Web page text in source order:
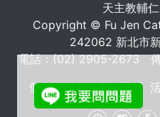
天主教輔
Copyright © Fu Jen
242062 新北市
電話：(02) 2905-2673
個人資料蒐集告知聲明